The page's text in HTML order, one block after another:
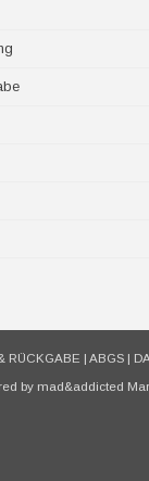
RÜCKGABE ABGS|
by mad&addicted